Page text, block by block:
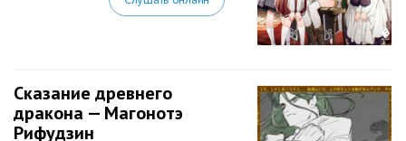
Сказание древнего
дракона — Магонотэ
Рифудзин